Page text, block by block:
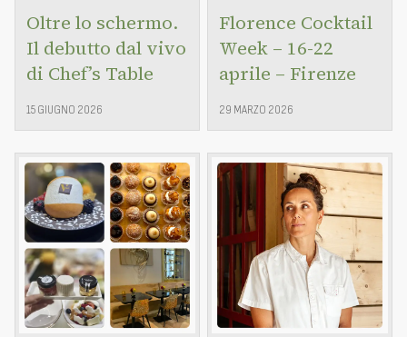
Oltre lo schermo.
Il debutto dal vivo
di Chef’s Table
15 GIUGNO 2026
Florence Cocktail
Week – 16-22
aprile – Firenze
29 MARZO 2026